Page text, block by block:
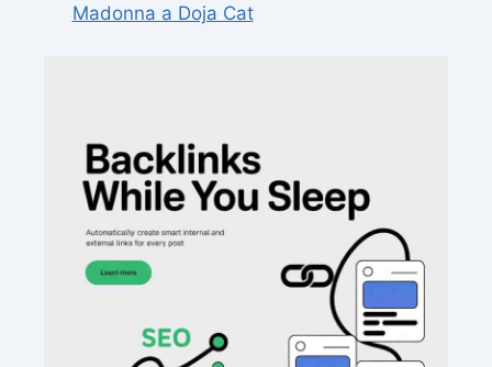
Madonna a Doja Cat